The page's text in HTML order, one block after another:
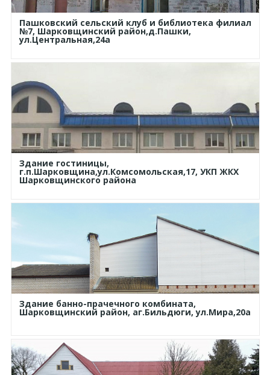
Пашковский сельский клуб и библиотека филиал
№7, Шарковщинский район,д.Пашки,
ул.Центральная,24а
Здание гостиницы,
г.п.Шарковщина,ул.Комсомольская,17, УКП ЖКХ
Шарковщинского района
Здание банно-прачечного комбината,
Шарковщинский район, аг.Бильдюги, ул.Мира,20а